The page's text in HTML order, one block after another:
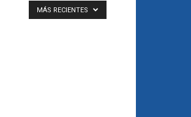
MÁS RECIENTES